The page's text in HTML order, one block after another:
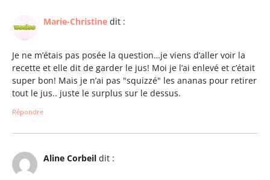
Marie-Christine dit :
Je ne m’étais pas posée la question…je viens d’aller voir la
recette et elle dit de garder le jus! Moi je l’ai enlevé et c’était
super bon! Mais je n’ai pas "squizzé" les ananas pour retirer
tout le jus.. juste le surplus sur le dessus.
Répondre
Aline Corbeil dit :